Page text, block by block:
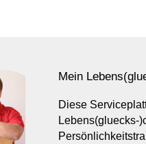
Mein
Diese
Lebens(gluecks-